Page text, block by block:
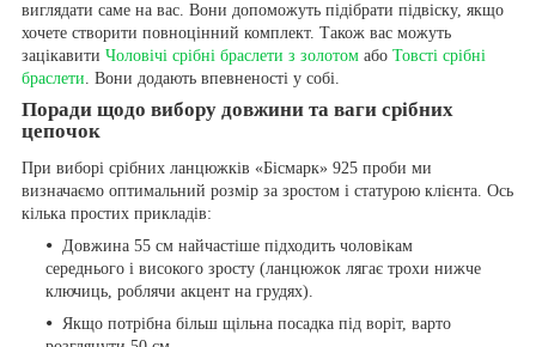
виглядати саме на вас. Вони допоможуть підібрати підвіску, якщо
хочете створити повноцінний комплект. Також вас можуть
зацікавити Чоловічі срібні браслети з золотом або Товсті срібні
браслети. Вони додають впевненості у собі.
Поради щодо вибору довжини та ваги срібних
цепочок
При виборі срібних ланцюжків «Бісмарк» 925 проби ми
визначаємо оптимальний розмір за зростом і статурою клієнта. Ось
кілька простих прикладів:
Довжина 55 см найчастіше підходить чоловікам
середнього і високого зросту (ланцюжок лягає трохи нижче
ключиць, роблячи акцент на грудях).
Якщо потрібна більш щільна посадка під воріт, варто